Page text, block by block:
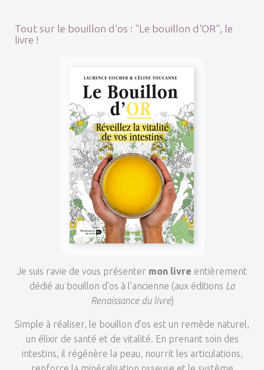
Tout sur le bouillon d'os : "Le bouillon d'OR", le
livre !
Je suis ravie de vous présenter mon livre entièrement
dédié au bouillon d'os à l'ancienne (aux éditions La
Renaissance du livre)
Simple à réaliser, le bouillon d'os est un remède naturel,
un élixir de santé et de vitalité. En prenant soin des
intestins, il régénère la peau, nourrit les articulations,